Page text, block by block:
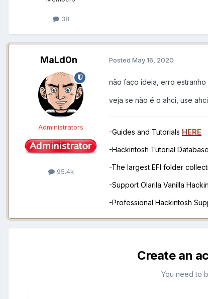
38
MaLd0n
Administrators
95.4k
Posted May 16, 2020
não faço ideia, erro estranho
veja se não é o ahci, use
-Guides and Tutorials HERE
-Hackintosh Tutorial
-The largest EFI folder
-Support Olarila Vanilla
-Professional Hackintosh
Create an
You need to